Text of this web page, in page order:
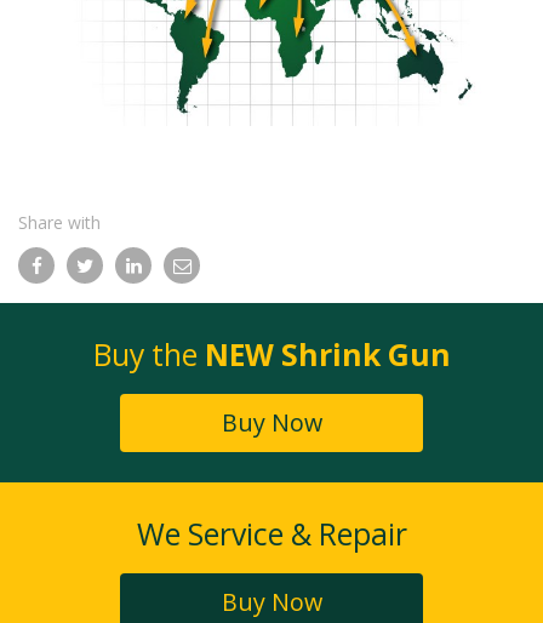
Share with
FacebookTwitterLinkedInEmail
Buy the NEW Shrink Gun
Buy Now
We Service & Repair
Buy Now